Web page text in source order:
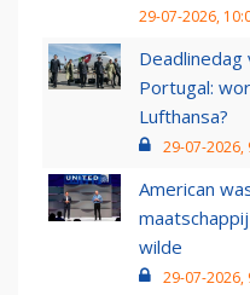
29-07-2026,
Portugal:
Lufthansa?
29-07-2026,
American
wilde
29-07-2026,